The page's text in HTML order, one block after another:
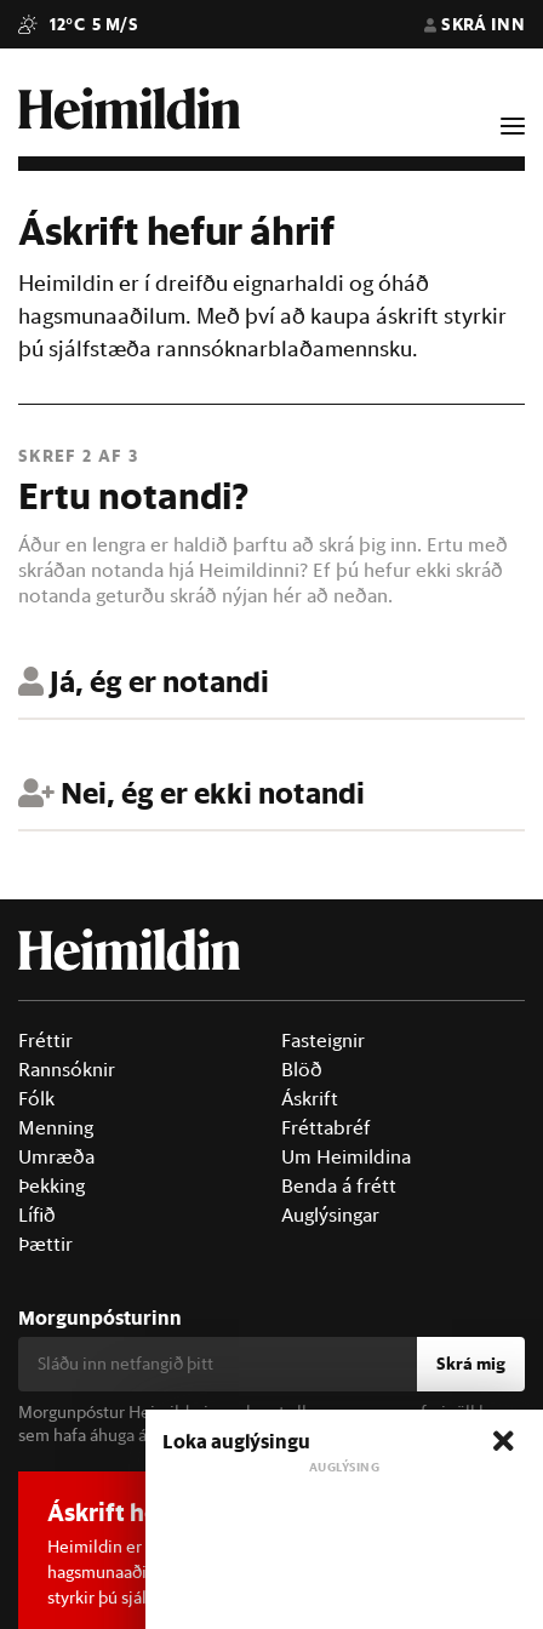
12°C 5 M/S SKRÁ INN
Áskrift hefur áhrif
Heimildin er í dreifðu eignarhaldi og óháð
hagsmunaaðilum. Með því að kaupa áskrift styrkir
þú sjálfstæða rannsóknarblaðamennsku.
SKREF 2 AF 3
Ertu notandi?
Áður en lengra er haldið þarftu að skrá þig inn. Ertu með
skráðan notanda hjá Heimildinni? Ef þú hefur ekki skráð
notanda geturðu skráð nýjan hér að neðan.
Já, ég er notandi
Nei, ég er ekki notandi
Fréttir
Rannsóknir
Fólk
Menning
Umræða
Þekking
Lífið
Þættir
Fasteignir
Blöð
Áskrift
Fréttabréf
Um Heimildina
Benda á frétt
Auglýsingar
Morgunpósturinn
Skrá mig
Morgunpóstur Heimildarinnar berst alla morgna og er fyrir öll þau
sem hafa áhuga á fréttum og þjóðfélagsumræðu.
Áskrift hefur áhrif
Heimildin er í dreifðu eignarhaldi og óháð
hagsmunaaðilum. Með því að kaupa áskrift að Heimildinni
styrkir þú sjálfstæða rannsóknarblaðamennsku.
Loka auglýsingu